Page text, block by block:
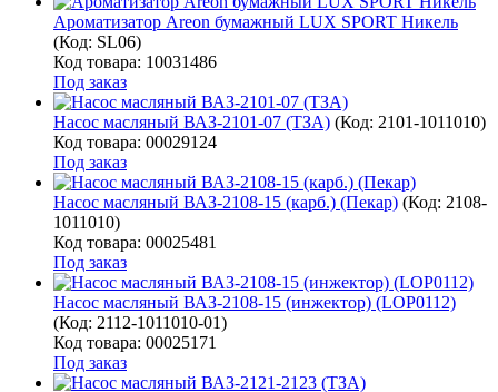
Ароматизатор Areon бумажный LUX SPORT Никель
(Код: SL06)
Код товара: 10031486
Под заказ
Насос масляный ВАЗ-2101-07 (ТЗА) (Код: 2101-1011010)
Код товара: 00029124
Под заказ
Насос масляный ВАЗ-2108-15 (карб.) (Пекар) (Код: 2108-
1011010)
Код товара: 00025481
Под заказ
Насос масляный ВАЗ-2108-15 (инжектор) (LOP0112)
(Код: 2112-1011010-01)
Код товара: 00025171
Под заказ